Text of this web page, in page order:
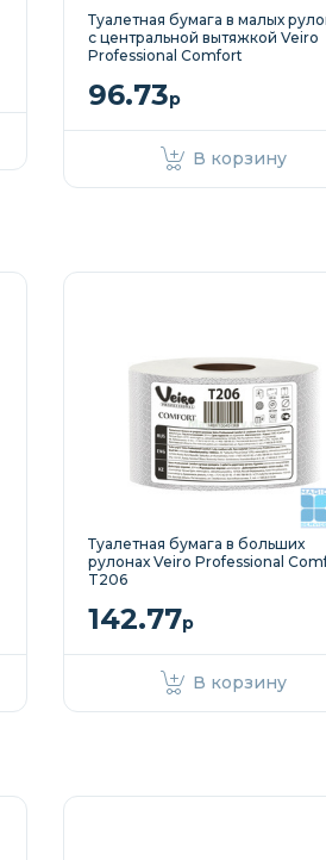
Туалетная бумага в малых
с центральной вытяжкой Veiro
Professional Comfort
96.73р
В корзину
Туалетная бумага в больших
рулонах Veiro Professional
T206
142.77р
В корзину